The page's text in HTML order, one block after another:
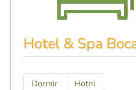
Hotel & Spa
Dormir Hotel